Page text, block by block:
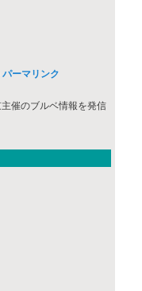
パーマリンク
催のブルベ情報を発信